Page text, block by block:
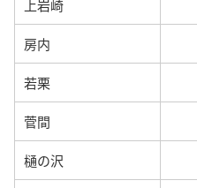
上岩崎
房内
若栗
菅間
樋の沢